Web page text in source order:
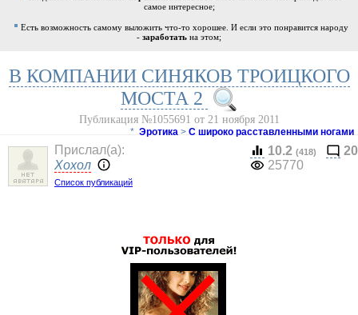
самое интересное;
Есть возможность самому выложить что-то хорошее. И если это понравится народу
- заработать на этом;
В КОМПАНИИ СИНЯКОВ ТРОИЦКОГО
МОСТА 2
Публикация №1055691 от 21 ноября 2011
* Эротика > С широко расставленными ногами
Прислал(a):
Хохол
Список публикаций
10.2 (418)
20
25770